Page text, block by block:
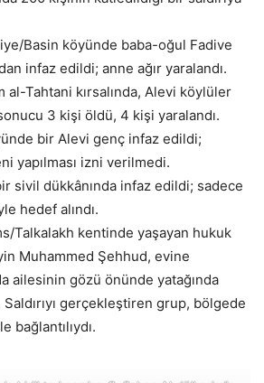
Basin köyünde baba-oğul Fadive
infaz edildi; anne ağır yaralandı.
al-Tahtani kırsalında, Alevi köylüler
3 kişi öldü, 4 kişi yaralandı.
bir Alevi genç infaz edildi;
yapılması izni verilmedi.
sivil dükkânında infaz edildi; sadece
hedef alındı.
Talkalakh kentinde yaşayan hukuk
Muhammed Şehhud, evine
ailesinin gözü önünde yatağında
gerçekleştiren grup, bölgede
bağlantılıydı.